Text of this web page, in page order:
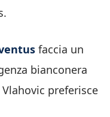
faccia un
bianconera
preferisce